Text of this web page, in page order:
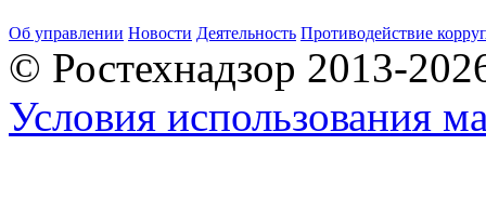
Об управлении Новости Деятельность Противодействие
© Ростехнадзор 2013-
Условия использования